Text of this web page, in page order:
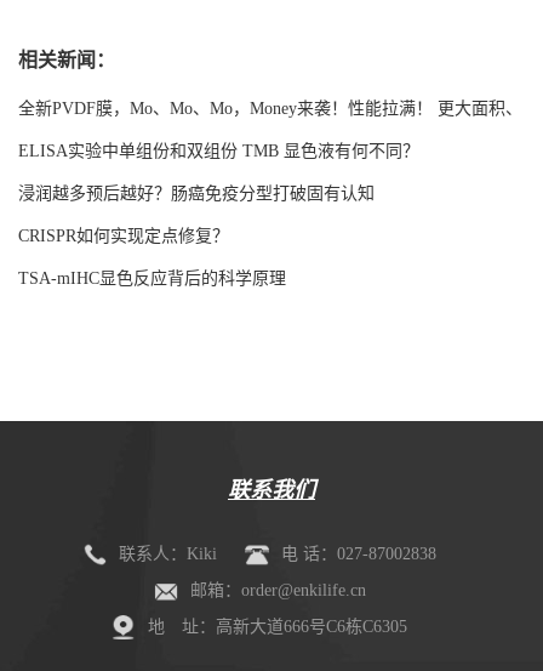
相关新闻：
全新PVDF膜，Mo、Mo、Mo，Money来袭！性能拉满！ 更大面积、
更强吸附！
ELISA实验中单组份和双组份 TMB 显色液有何不同？
浸润越多预后越好？肠癌免疫分型打破固有认知
CRISPR如何实现定点修复？
TSA-mIHC显色反应背后的科学原理
联系我们
联系人：Kiki
电 话：027-87002838
邮箱：order@enkilife.cn
地 址：高新大道666号C6栋C6305